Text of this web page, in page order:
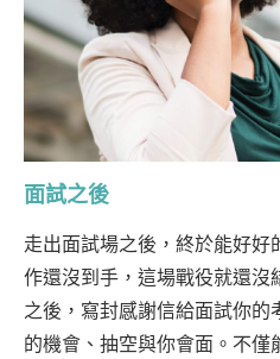
面試之後
走出面試場之後，終於能好好
作還沒到手，這場戰役就還沒
之後，寫封感謝信給面試你
的機會、抽空與你會面。 不僅